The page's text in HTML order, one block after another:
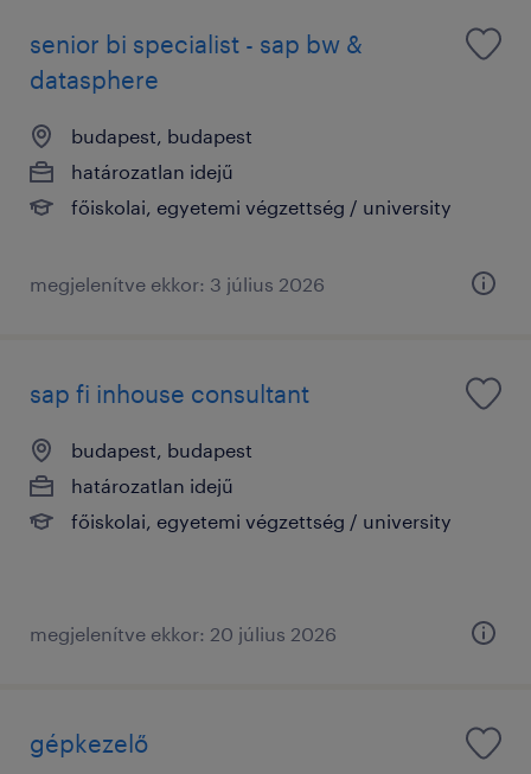
senior bi specialist - sap bw &
datasphere
budapest, budapest
határozatlan idejű
főiskolai, egyetemi végzettség / university
megjelenítve ekkor: 3 július 2026
sap fi inhouse consultant
budapest, budapest
határozatlan idejű
főiskolai, egyetemi végzettség / university
megjelenítve ekkor: 20 július 2026
gépkezelő